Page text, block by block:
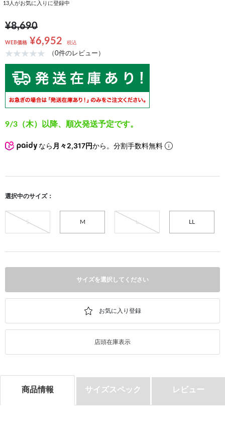
13 人がお気に入りに登録中
¥8,690
WEB価格 ¥6,952 税込
（0件のレビュー）
9/3（木）以降、順次発送予定です。
なら 月々2,317円から。分割手数料無料
選択中のサイズ：
S M L
サイズを選択してください
店頭在庫表示
商品情報 サイズスペック レビュー